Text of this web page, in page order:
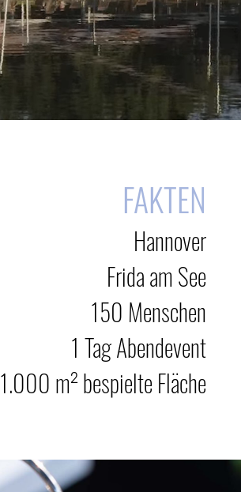
FAKTEN
Hannover
Frida am See
150 Menschen
1 Tag Abendevent
1.000 m² bespielte Fläche